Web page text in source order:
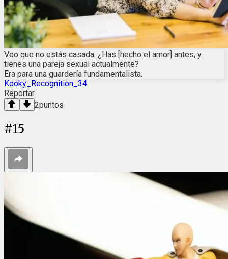
Veo que no estás casada. ¿Has [hecho el amor] antes, y
tienes una pareja sexual actualmente?
Era para una guardería fundamentalista.
Kooky_Recognition_34
Reportar
2puntos
#15